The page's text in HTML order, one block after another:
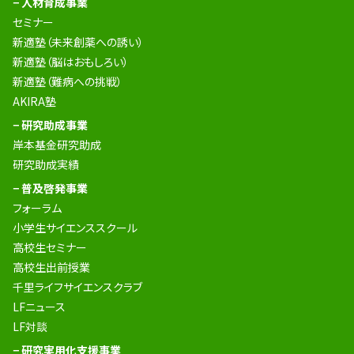
セミナー
新適塾（未来創薬への誘い）
新適塾（脳はおもしろい）
新適塾（難病への挑戦）
AKIRA塾
− 研究助成事業
岸本基金研究助成
研究助成実績
− 普及啓発事業
フォーラム
小学生サイエンススクール
高校生セミナー
高校生出前授業
千里ライフサイエンスクラブ
LFニュース
LF対談
− 研究実用化支援事業